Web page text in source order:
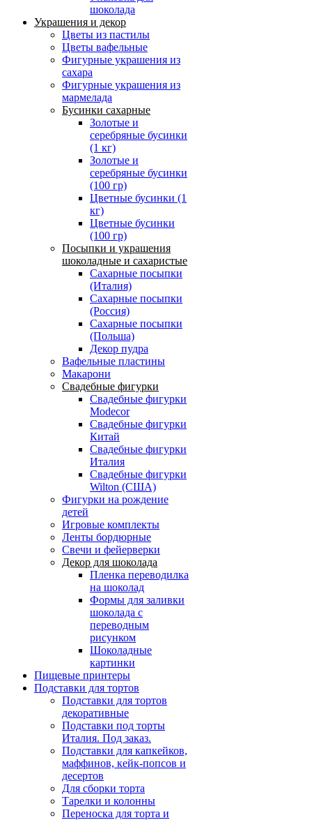
шоколада
Украшения и декор
Цветы из пастилы
Цветы вафельные
Фигурные украшения из
сахара
Фигурные украшения из
мармелада
Бусинки сахарные
Золотые и
серебряные бусинки
(1 кг)
Золотые и
серебряные бусинки
(100 гр)
Цветные бусинки (1
кг)
Цветные бусинки
(100 гр)
Посыпки и украшения
шоколадные и сахаристые
Сахарные посыпки
(Италия)
Сахарные посыпки
(Россия)
Сахарные посыпки
(Польша)
Декор пудра
Вафельные пластины
Макарони
Свадебные фигурки
Свадебные фигурки
Modecor
Свадебные фигурки
Китай
Свадебные фигурки
Италия
Свадебные фигурки
Wilton (США)
Фигурки на рождение
детей
Игровые комплекты
Ленты бордюрные
Свечи и фейерверки
Декор для шоколада
Пленка переводилка
на шоколад
Формы для заливки
шоколада с
переводным
рисунком
Шоколадные
картинки
Пищевые принтеры
Подставки для тортов
Подставки для тортов
декоративные
Подставки под торты
Италия. Под заказ.
Подставки для капкейков,
маффинов, кейк-попсов и
десертов
Для сборки торта
Тарелки и колонны
Переноска для торта и